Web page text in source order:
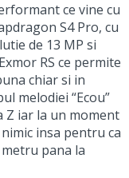
ce vine cu
S4 Pro, cu
de 13 MP si
RS ce permite
chiar si in
melodiei “Ecou”
Z iar la un moment
insa pentru ca
pana la